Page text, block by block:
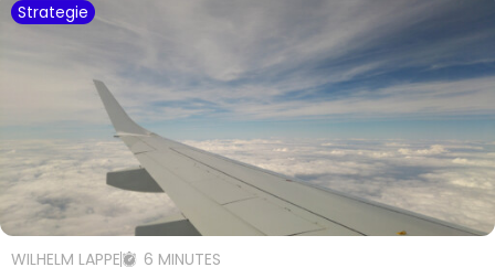
Strategie
WILHELM LAPPE 6 MINUTES